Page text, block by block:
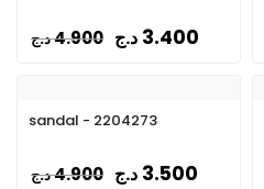
4.900د.ج 3.400 د.ج
sandal - 2204273
4.900د.ج 3.500 د.ج